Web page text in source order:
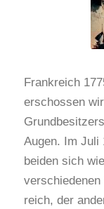
Frankreich
erschossen
Augen. Im Juli
beiden sich
reich, der